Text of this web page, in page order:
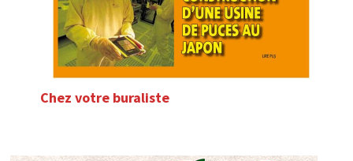
Chez votre buraliste